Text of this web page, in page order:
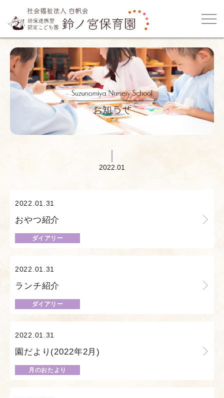
2022.01
2022.01.31
おやつ紹介
ダイアリー
2022.01.31
ランチ紹介
ダイアリー
2022.01.31
園だより(2022年2月)
月のおたより